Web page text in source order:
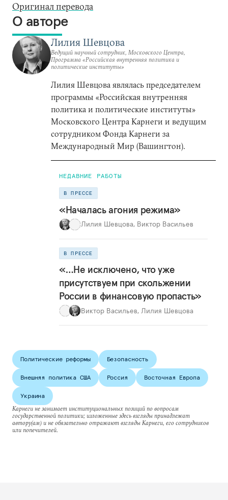
Оригинал перевода
О авторе
Лилия Шевцова
Ведущий научный сотрудник, Московского Центра,
Программа «Российская внутренняя политика и
политические институты»
Лилия Шевцова являлась председателем
программы «Российская внутренняя
политика и политические институты»
Московского Центра Карнеги и ведущим
сотрудником Фонда Карнеги за
Международный Мир (Вашингтон).
НЕДАВНИЕ РАБОТЫ
В ПРЕССЕ
«Началась агония режима»
Лилия Шевцова, Виктор Васильев
В ПРЕССЕ
«…Не исключено, что уже
присутствуем при скольжении
России в финансовую пропасть»
Виктор Васильев, Лилия Шевцова
Политические реформы Безопасность
Внешняя политика США Россия Восточная Европа
Украина
Карнеги не занимает институциональных позиций по вопросам
государственной политики; изложенные здесь взгляды принадлежат
автору(ам) и не обязательно отражают взгляды Карнеги, его сотрудников
или попечителей.